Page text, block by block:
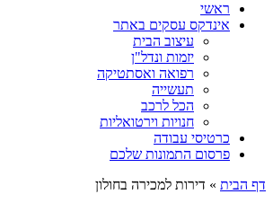
ראשי
אינדקס עסקים באתר
עיצוב הבית
יזמות ונדל"ן
רפואה ואסתטיקה
תעשייה
הכל לרכב
חנויות וירטואליות
כרטיסי עבודה
פרסום התמונות שלכם
דף הבית » דירות למכירה בחולון